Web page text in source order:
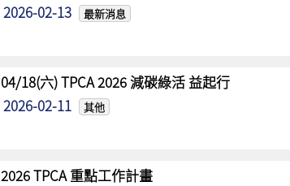
2026-02-13
最新消息
04/18(六) TPCA 2026 減碳綠活 益起行
2026-02-11
其他
2026 TPCA 重點工作計畫